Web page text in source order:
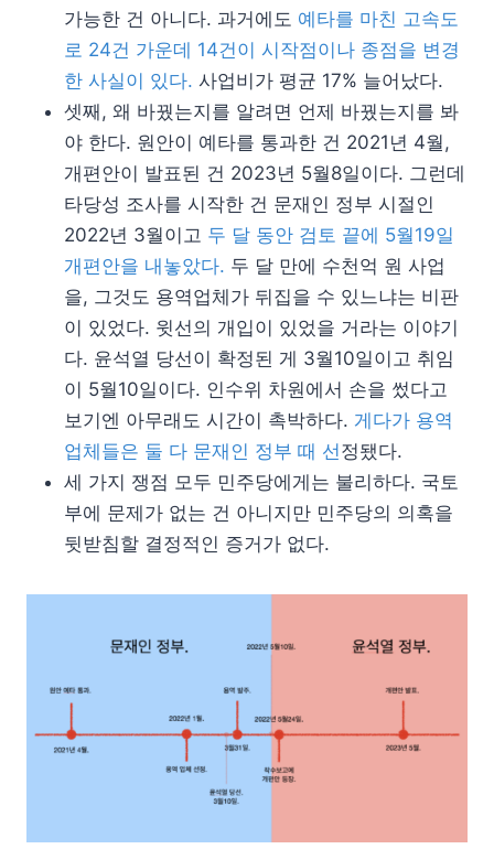
가능한 건 아니다. 과거에도 예타를 마친 고속도
로 24건 가운데 14건이 시작점이나 종점을 변경
한 사실이 있다. 사업비가 평균 17% 늘어났다.
셋째, 왜 바꿨는지를 알려면 언제 바꿨는지를 봐
야 한다. 원안이 예타를 통과한 건 2021년 4월,
개편안이 발표된 건 2023년 5월8일이다. 그런데
타당성 조사를 시작한 건 문재인 정부 시절인
2022년 3월이고 두 달 동안 검토 끝에 5월19일
개편안을 내놓았다. 두 달 만에 수천억 원 사업
을, 그것도 용역업체가 뒤집을 수 있느냐는 비판
이 있었다. 윗선의 개입이 있었을 거라는 이야기
다. 윤석열 당선이 확정된 게 3월10일이고 취임
이 5월10일이다. 인수위 차원에서 손을 썼다고
보기엔 아무래도 시간이 촉박하다. 게다가 용역
업체들은 둘 다 문재인 정부 때 선정됐다.
세 가지 쟁점 모두 민주당에게는 불리하다. 국토
부에 문제가 없는 건 아니지만 민주당의 의혹을
뒷받침할 결정적인 증거가 없다.